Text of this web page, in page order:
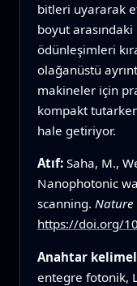
bitleri uyararak
boyut
ödünleşimleri
olağanüstü
makineler için
kompakt
hale getiriyor.
Atıf: Saha, M.,
Nanophotonic
scanning. Nature
https://doi.org/
Anahtar
entegre fotonik,